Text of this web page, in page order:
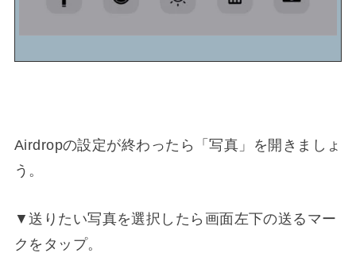
Airdropの設定が終わったら「写真」を開きましょ
う。
▼送りたい写真を選択したら画面左下の送るマー
クをタップ。